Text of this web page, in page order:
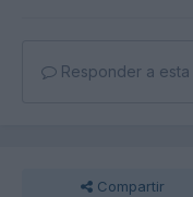
Responder a esta
Compartir